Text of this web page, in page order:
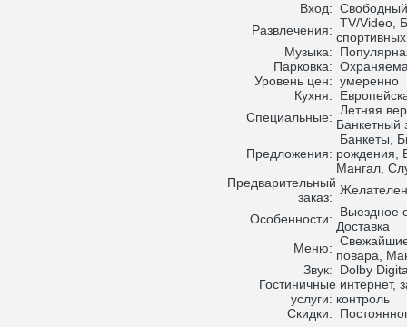
Вход: Свободный
Развлечения: TV/Video,
Музыка:
Парковка:
Уровень цен: умеренно
Кухня:
Специальные:
Летняя
Банкетный
Предложения:
Банкеты,
рождения,
Мангал,
Предварительный
заказ:
Особенности:
Выездное
Доставка
Меню: повара,
Звук:
Dolby
Гостиничные
услуги:
интернет,
контроль
Скидки: